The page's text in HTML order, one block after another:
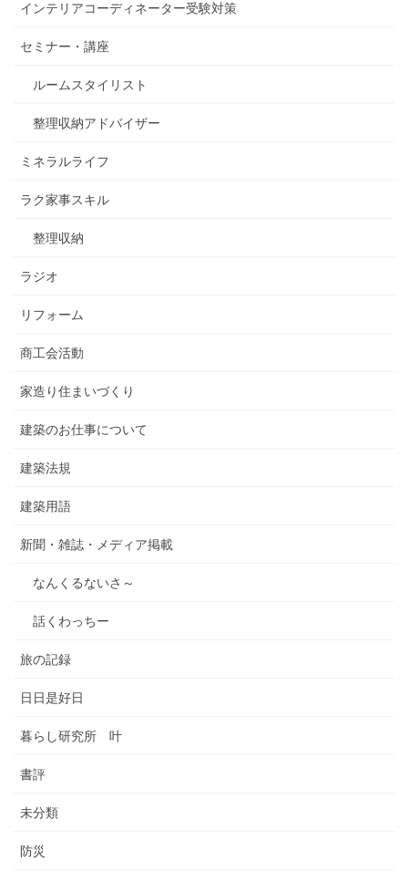
インテリアコーディネーター受験対策
セミナー・講座
ルームスタイリスト
整理収納アドバイザー
ミネラルライフ
ラク家事スキル
整理収納
ラジオ
リフォーム
商工会活動
家造り住まいづくり
建築のお仕事について
建築法規
建築用語
新聞・雑誌・メディア掲載
なんくるないさ～
話くわっちー
旅の記録
日日是好日
暮らし研究所 叶
書評
未分類
防災